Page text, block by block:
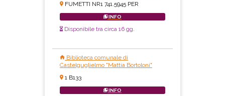
FUMETTI NR1 741.5945 PER
INFO
Disponibile tra circa 16 gg.
Biblioteca comunale di
Castelguglielmo "Mattia Bortoloni"
1 B133
INFO